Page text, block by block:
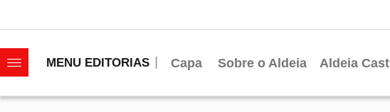
MENU EDITORIAS Capa Sobre o Aldeia Aldeia Cast